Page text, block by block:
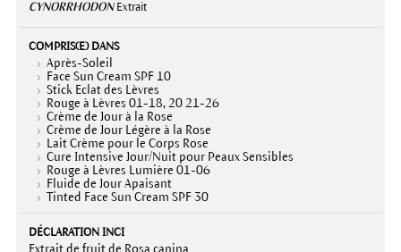
CYNORRHODONExtrait
Après-Soleil
Face Sun Cream SPF 10
Stick Eclat des Lèvres
Rouge à Lèvres 01-18, 20 21-26
Crème de Jour à la Rose
Crème de Jour Légère à la Rose
Lait Crème pour le Corps Rose
Cure Intensive Jour/Nuit pour Peaux Sensibles
Rouge à Lèvres Lumière 01-06
Fluide de Jour Apaisant
Tinted Face Sun Cream SPF 30
Extrait de fruit de Rosa canina